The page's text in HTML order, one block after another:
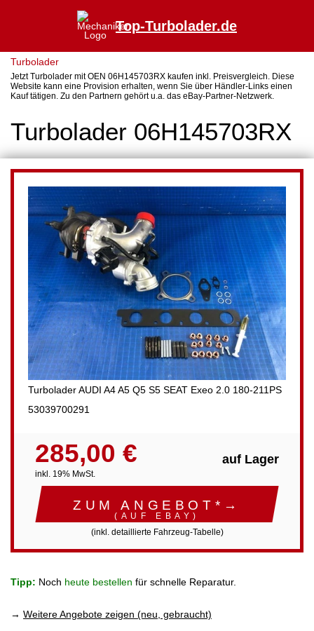
Top-Turbolader.de
Turbolader
Jetzt Turbolader mit OEN 06H145703RX kaufen inkl. Preisvergleich. Diese
Website kann eine Provision erhalten, wenn Sie über Händler-Links einen
Kauf tätigen. Zu den Partnern gehört u.a. das eBay-Partner-Netzwerk.
Turbolader 06H145703RX
Turbolader AUDI A4 A5 Q5 S5 SEAT Exeo 2.0 180-211PS
53039700291
285,00 €
inkl. 19% MwSt.
auf Lager
ZUM ANGEBOT*→
(AUF EBAY)
(inkl. detaillierte Fahrzeug-Tabelle)
Tipp: Noch heute bestellen für schnelle Reparatur.
→ Weitere Angebote zeigen (neu, gebraucht)